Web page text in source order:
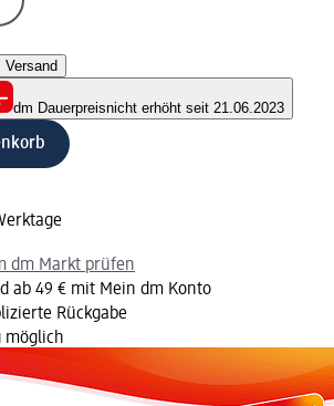
Versand
dm Dauerpreisnicht erhöht seit 21.06.2023
dm Markt prüfen
ab 49 € mit Mein dm Konto
Rückgabe
möglich